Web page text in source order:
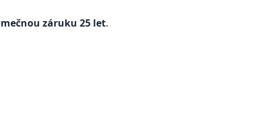
záruku 25 let.